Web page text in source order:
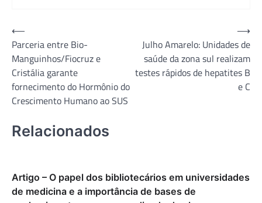
Navegação
de
Post
⟵
Parceria entre Bio-
Manguinhos/Fiocruz e
Cristália garante
fornecimento do Hormônio do
Crescimento Humano ao SUS
Julho Amarelo: Unidades de
saúde da zona sul realizam
testes rápidos de hepatites B
e C
⟶
Relacionados
Artigo – O papel dos bibliotecários em universidades
de medicina e a importância de bases de